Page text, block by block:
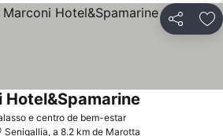
Partilhar
e centro de bem-estarVer preços
Hotel&Spamarine
Senigallia, a 8.2 km de Marotta